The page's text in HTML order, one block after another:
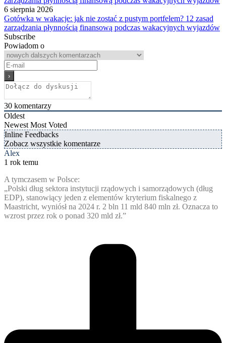
6 sierpnia 2026
Gotówka w wakacje: jak nie zostać z pustym portfelem? 12 zasad
zarządzania płynnością finansową podczas wakacyjnych wyjazdów
Subscribe
Powiadom o
30 komentarzy
Oldest
Newest Most Voted
Inline Feedbacks
Zobacz wszystkie komentarze
Alex
1 rok temu
A tymczasem w Polsce:
„Polski dług sektora instytucji rządowych i samorządowych (dług
EDP), stanowiący jeden z elementów kryterium fiskalnego z
Maastricht, wyniósł na 2024 r. 2 bln 11 mld 840 mln zł. Oznacza to
wzrost przez rok o ponad 320 mld zł.”